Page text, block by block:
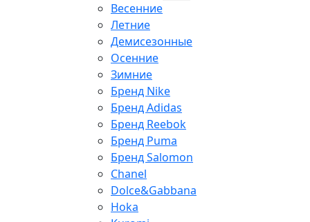
Весенние
Летние
Демисезонные
Осенние
Зимние
Бренд Nike
Бренд Adidas
Бренд Reebok
Бренд Puma
Бренд Salomon
Chanel
Dolce&Gabbana
Hoka